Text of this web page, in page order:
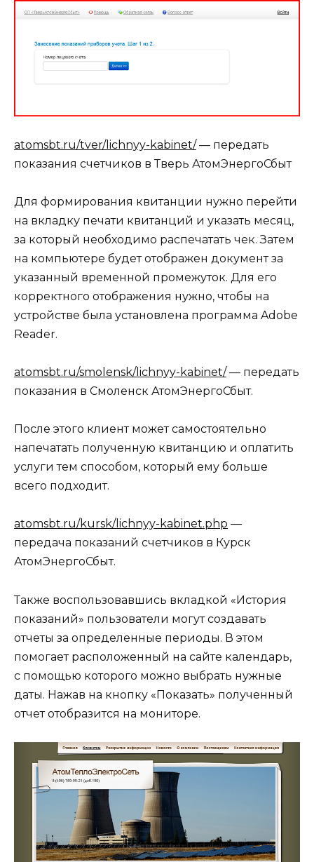
atomsbt.ru/tver/lichnyy-kabinet/— передать
показания счетчиков в Тверь АтомЭнергоСбыт
Для формирования квитанции нужно перейти
на вкладку печати квитанций и указать месяц,
за который необходимо распечатать чек. Затем
на компьютере будет отображен документ за
указанный временной промежуток. Для его
корректного отображения нужно, чтобы на
устройстве была установлена программа Adobe
Reader.
atomsbt.ru/smolensk/lichnyy-kabinet/— передать
показания в Смоленск АтомЭнергоСбыт.
После этого клиент может самостоятельно
напечатать полученную квитанцию и оплатить
услуги тем способом, который ему больше
всего подходит.
atomsbt.ru/kursk/lichnyy-kabinet.php —
передача показаний счетчиков в Курск
АтомЭнергоСбыт.
Также воспользовавшись вкладкой «История
показаний» пользователи могут создавать
отчеты за определенные периоды. В этом
помогает расположенный на сайте календарь,
с помощью которого можно выбрать нужные
даты. Нажав на кнопку «Показать» полученный
отчет отобразится на мониторе.